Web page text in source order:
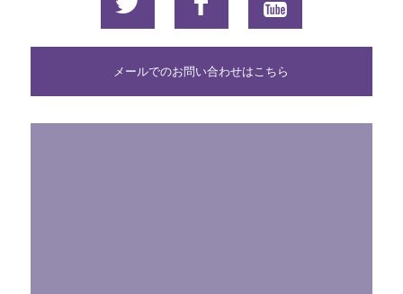
メールでのお問い合わせはこちら